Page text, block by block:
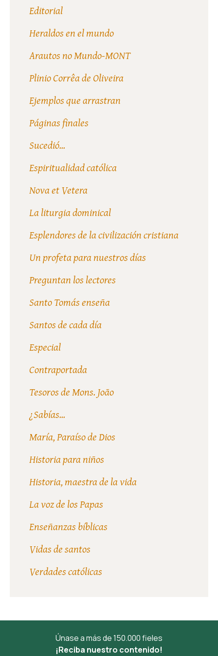
Editorial
Heraldos en el mundo
Arautos no Mundo-MONT
Plinio Corrêa de Oliveira
Ejemplos que arrastran
Páginas finales
Sucedió...
Espiritualidad católica
Nova et Vetera
La liturgia dominical
Esplendores de la civilización cristiana
Un profeta para nuestros días
Preguntan los lectores
Santo Tomás enseña
Santos de cada día
Especial
Contraportada
Tesoros de Mons. João
¿Sabías...
María, Paraíso de Dios
Historia para niños
Historia, maestra de la vida
La voz de los Papas
Enseñanzas bíblicas
Vidas de santos
Verdades católicas
Únase a más de 150.000 fieles
¡Reciba nuestro contenido!